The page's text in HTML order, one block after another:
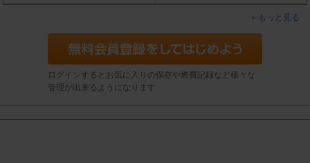
もっと見る
ログインするとお気に入りの保存や燃費記録など様々な
管理が出来るようになります